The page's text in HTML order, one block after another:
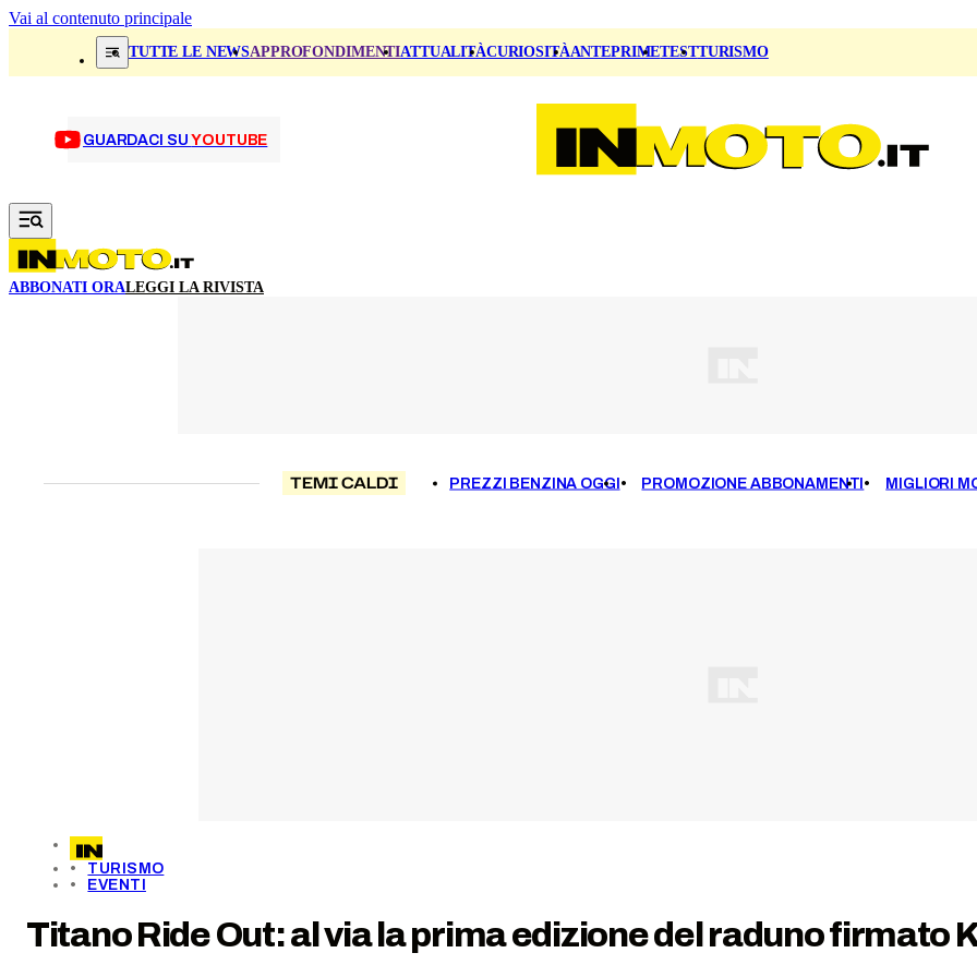
Vai al contenuto principale
TUTTE LE NEWSAPPROFONDIMENTIATTUALITÀCURIOSITÀANTEPRIMETESTTURISMO
GUARDACI SUYOUTUBE
ABBONATI ORALEGGI LA RIVISTA
TEMI CALDI PREZZI BENZINA OGGI PROMOZIONE ABBONAMENTI MIGLIORI
TURISMO
EVENTI
Titano Ride Out: al via la prima edizione del raduno firmato